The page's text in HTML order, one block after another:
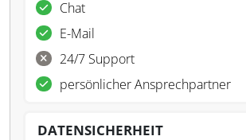
Chat
E-Mail
24/7 Support
persönlicher Ansprechpartner
DATENSICHERHEIT